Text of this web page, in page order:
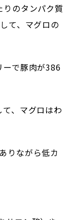
りのタンパク質
て、マグロの
ーで豚肉が386
、マグロはわ
りながら低カ